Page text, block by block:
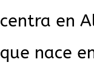
centra en
que nace